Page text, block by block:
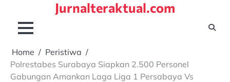
content
Jurnalteraktual.com
Home
Peristiwa
Polrestabes Surabaya Siapkan 2.500 Personel
Gabungan Amankan Laga Liga 1 Persabaya Vs